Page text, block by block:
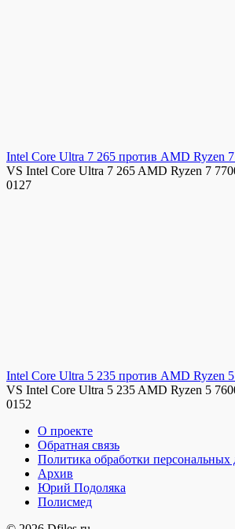
Intel Core Ultra 7 265 против AMD Ryzen
VS Intel Core Ultra 7 265 AMD Ryzen 7
0127
Intel Core Ultra 5 235 против AMD Ryzen
VS Intel Core Ultra 5 235 AMD Ryzen 5
0152
О проекте
Обратная связь
Политика обработки
Архив
Юрий Подоляка
Полисмед